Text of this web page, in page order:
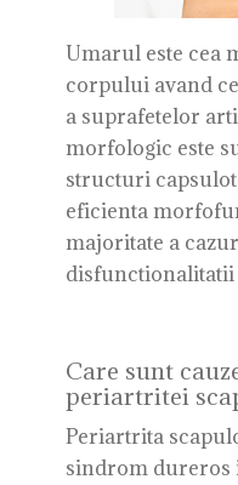
Umarul este cea
corpului avand
a suprafetelor
morfologic este
structuri
eficienta
majoritate a
Care sunt
periartritei
Periartrita
sindrom dureros